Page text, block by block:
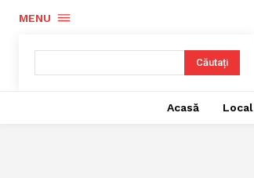
MENU
Căutați
Acasă Local